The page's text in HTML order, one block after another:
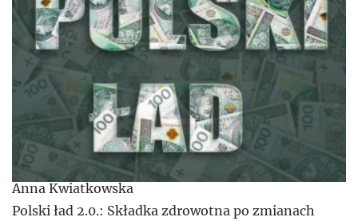
Anna Kwiatkowska
Polski ład 2.0.: Składka zdrowotna po zmianach